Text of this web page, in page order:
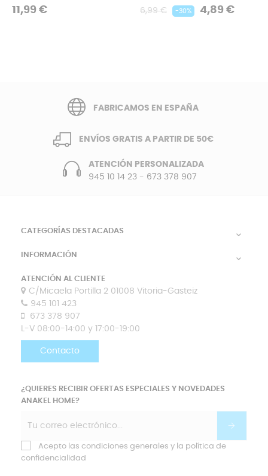
Precio
11,99 €
Precio
6,99 € -30% Precio
4,89 €
FABRICAMOS EN ESPAÑA
ENVÍOS GRATIS A PARTIR DE 50€
ATENCIÓN PERSONALIZADA
945 10 14 23- 673 378 907
CATEGORÍAS DESTACADAS 
INFORMACIÓN 
ATENCIÓN AL CLIENTE
C/Micaela Portilla 2 01008 Vitoria-Gasteiz
945 101 423
673 378 907
L-V 08:00-14:00 y 17:00-19:00
Contacto
¿QUIERES RECIBIR OFERTAS ESPECIALES Y NOVEDADES
ANAKEL HOME?
Acepto las condiciones generales y la política de
confidencialidad